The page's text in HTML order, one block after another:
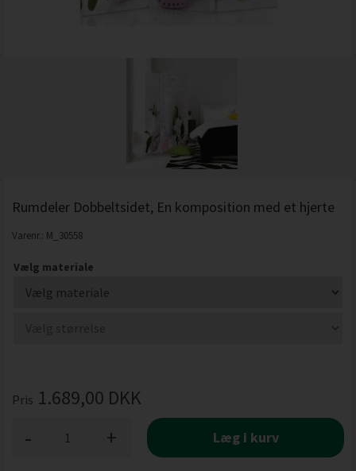
Rumdeler Dobbeltsidet, En komposition med et hjerte
Varenr.: M_30558
Vælg materiale
Pris 1.689,00 DKK
+
- Læg i kurv